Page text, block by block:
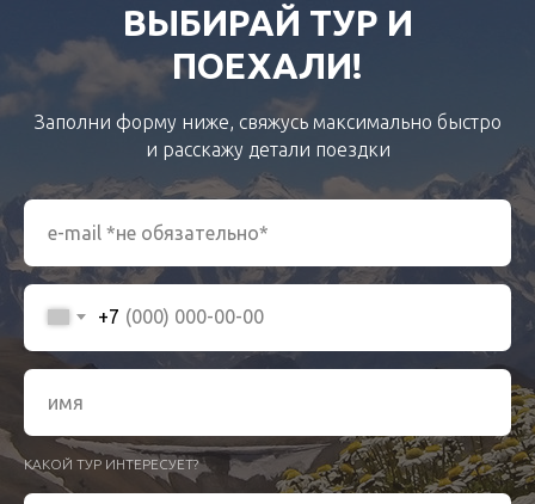
ВЫБИРАЙ ТУР И
ПОЕХАЛИ!
Заполни форму ниже, свяжусь максимально быстро
и расскажу детали поездки
+7
КАКОЙ ТУР ИНТЕРЕСУЕТ?